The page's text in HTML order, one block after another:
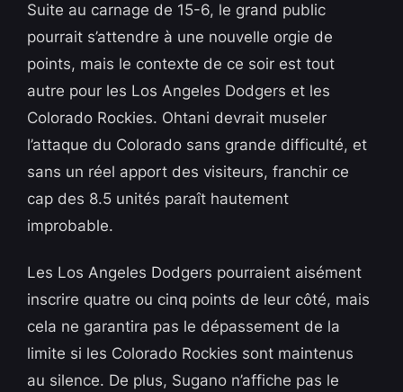
Suite au carnage de 15-6, le grand public
pourrait s’attendre à une nouvelle orgie de
points, mais le contexte de ce soir est tout
autre pour les Los Angeles Dodgers et les
Colorado Rockies. Ohtani devrait museler
l’attaque du Colorado sans grande difficulté, et
sans un réel apport des visiteurs, franchir ce
cap des 8.5 unités paraît hautement
improbable.
Les Los Angeles Dodgers pourraient aisément
inscrire quatre ou cinq points de leur côté, mais
cela ne garantira pas le dépassement de la
limite si les Colorado Rockies sont maintenus
au silence. De plus, Sugano n’affiche pas le